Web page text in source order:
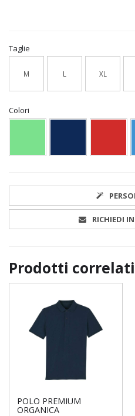
Taglie
M L XL
Colori
RICHIEDI
Prodotti correlati
POLO PREMIUM
ORGANICA